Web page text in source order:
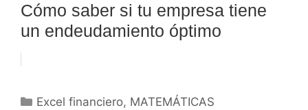
Cómo saber si tu empresa tiene
un endeudamiento óptimo
Categorías
Excel financiero, MATEMÁTICAS